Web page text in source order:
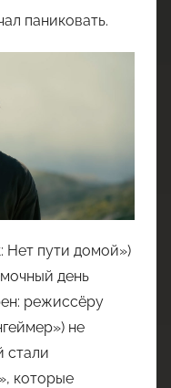
паниковать.
Нет пути домой»)
день
режиссёру
не
стали
которые